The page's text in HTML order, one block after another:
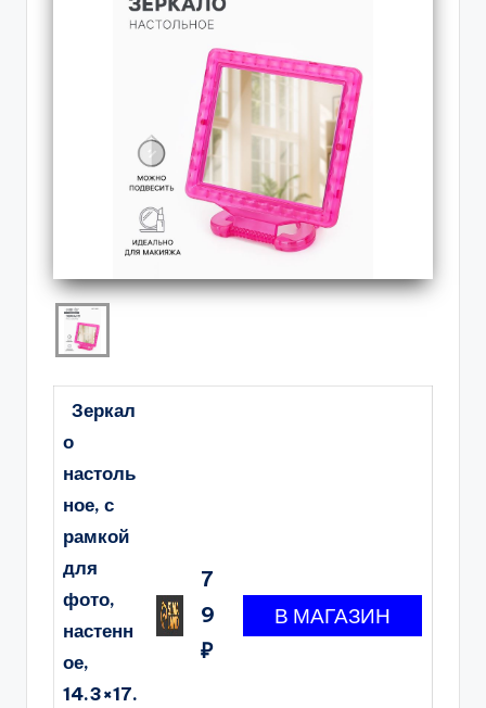
Зеркал
о
настоль
ное, с
рамкой
для
фото,
настенн
ое,
14.3×17.
7
9
₽